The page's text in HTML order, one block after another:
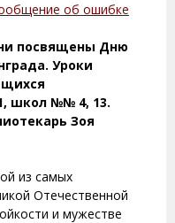
об ошибке
посвящены Дню
Уроки
школ №№ 4, 13.
Зоя
из самых
Отечественной
и мужестве